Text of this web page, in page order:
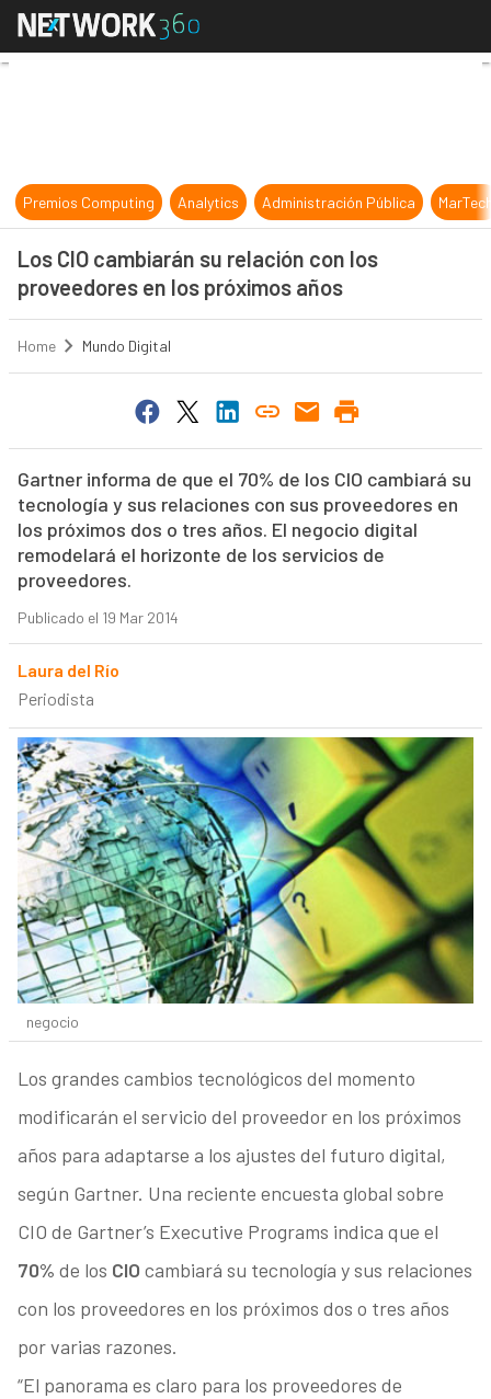
Los CIO cambiarán su relación
Premios Computing Analytics Administración Pública
Los CIO cambiarán su relación con los
proveedores en los próximos años
Home Mundo Digital
Gartner informa de que el 70% de los CIO cambiará su
tecnología y sus relaciones con sus proveedores en
los próximos dos o tres años. El negocio digital
remodelará el horizonte de los servicios de
proveedores.
Publicado el 19 Mar 2014
Laura del Río
Periodista
negocio
Los grandes cambios tecnológicos del momento
modificarán el servicio del proveedor en los próximos
años para adaptarse a los ajustes del futuro digital,
según Gartner. Una reciente encuesta global sobre
CIO de Gartner’s Executive Programs indica que el
70% de los CIO cambiará su tecnología y sus relaciones
con los proveedores en los próximos dos o tres años
por varias razones.
“El panorama es claro para los proveedores de